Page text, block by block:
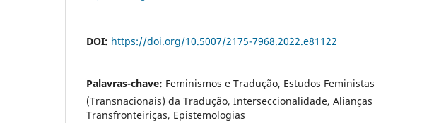
DOI: https://doi.org/10.5007/2175-7968.2022.e81122
Palavras-chave: Feminismos e Tradução, Estudos Feministas
(Transnacionais) da Tradução, Interseccionalidade, Alianças
Transfronteiriças, Epistemologias